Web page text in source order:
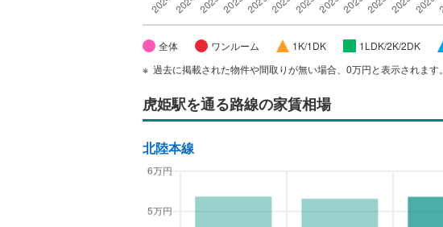
全体 ワンルーム 1K/1DK 1LDK/2K/2DK
過去に掲載された物件や間取りが無い場合、0万円と表示されます。
虎姫駅を通る路線の家賃相場
北陸本線